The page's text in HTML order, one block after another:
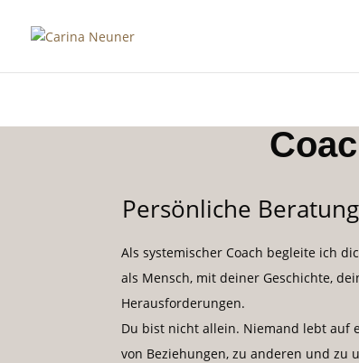
Persönliche
Als systemischer Coach begleite ich
als Mensch, mit deiner Geschichte,
Herausforderungen.
Du bist nicht allein. Niemand lebt auf
von Beziehungen, zu anderen und zu